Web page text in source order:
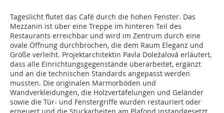
Tageslicht flutet das Café durch die hohen Fenster. Das
Mezza­nin ist über eine Treppe im hinteren Teil des
Restaurants erreichbar und wird im Zentrum durch eine
ovale Öffnung durchbrochen, die dem Raum Eleganz und
Größe verleiht. Projektarchitektin Pavla Doležalová erläutert,
dass alle Einrichtungsgegenstände überarbeitet, ergänzt
und an die technischen Standards angepasst werden
mussten. Die originalen Marmorböden und
Wandverkleidungen, die Holzvertäfelungen und Geländer
sowie die Tür- und Fenstergriffe wurden restauriert oder